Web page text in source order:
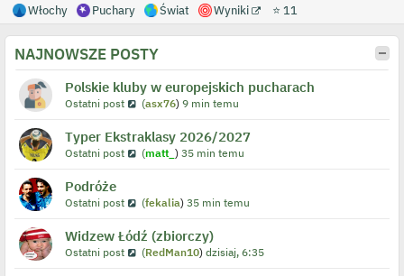
Włochy
Puchary Świat Wyniki ⭐ 11
NAJNOWSZE POSTY
Polskie kluby w europejskich pucharach
Ostatni post (asx76) 9 min temu
Typer Ekstraklasy 2026/2027
Ostatni post (matt_ ) 35 min temu
Podróże
Ostatni post (fekalia) 35 min temu
Widzew Łódź (zbiorczy)
Ostatni post (RedMan10) dzisiaj, 6:35